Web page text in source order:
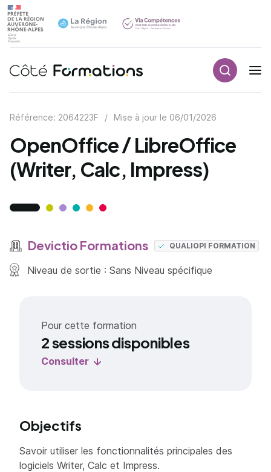
Navigation principale
Référence: 2064223F / Mise à jour le 06/01/2026
OpenOffice / LibreOffice
(Writer, Calc, Impress)
Devictio Formations QUALIOPI FORMATION
Niveau de sortie : Sans Niveau spécifique
Pour cette formation
2 sessions disponibles
Consulter
Objectifs
Savoir utiliser les fonctionnalités principales des
logiciels Writer, Calc et Impress.